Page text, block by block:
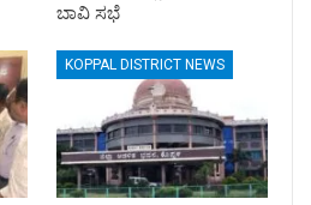
ಬಾವಿ ಸಭೆ
KOPPAL DISTRICT NEWS